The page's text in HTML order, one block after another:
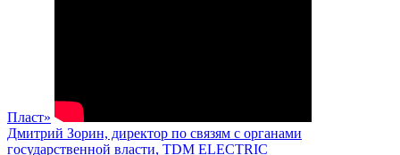
Пласт»
Дмитрий Зорин, директор по связям с органами
государственной власти, TDM ELECTRIC